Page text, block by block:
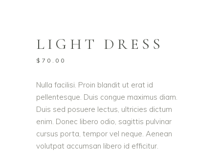
LIGHT DRESS
$ 70.00
Nulla facilisi. Proin blandit ut erat id
pellentesque. Duis congue maximus diam.
Duis sed posuere lectus, ultricies dictum
enim. Donec libero odio, sagittis pulvinar
cursus porta, tempor vel neque. Aenean
volutpat accumsan libero id efficitur.